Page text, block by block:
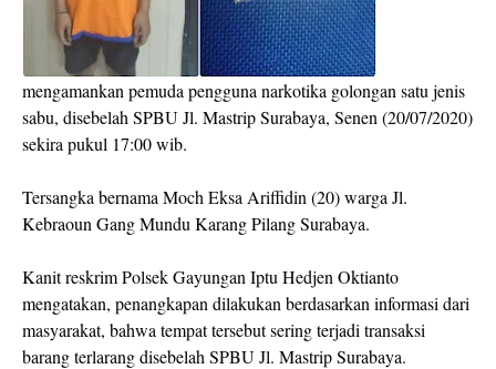
mengamankan pemuda pengguna narkotika golongan satu jenis
sabu, disebelah SPBU Jl. Mastrip Surabaya, Senen (20/07/2020)
sekira pukul 17:00 wib.
Tersangka bernama Moch Eksa Ariffidin (20) warga Jl.
Kebraoun Gang Mundu Karang Pilang Surabaya.
Kanit reskrim Polsek Gayungan Iptu Hedjen Oktianto
mengatakan, penangkapan dilakukan berdasarkan informasi dari
masyarakat, bahwa tempat tersebut sering terjadi transaksi
barang terlarang disebelah SPBU Jl. Mastrip Surabaya.